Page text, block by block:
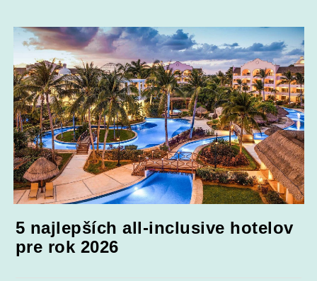
5 najlepších all-inclusive hotelov
pre rok 2026